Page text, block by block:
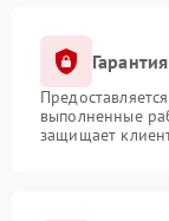
выполненные
защищает